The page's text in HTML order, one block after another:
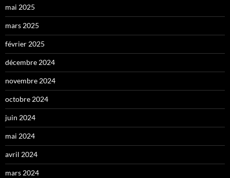
mai 2025
mars 2025
février 2025
décembre 2024
novembre 2024
octobre 2024
juin 2024
mai 2024
avril 2024
mars 2024